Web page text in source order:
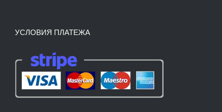
УСЛОВИЯ ПЛАТЕЖА